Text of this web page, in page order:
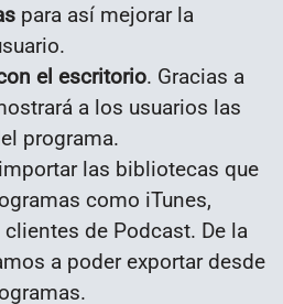
para así mejorar la
el escritorio. Gracias a
a los usuarios las
programa.
las bibliotecas que
como iTunes,
de Podcast. De la
a poder exportar desde